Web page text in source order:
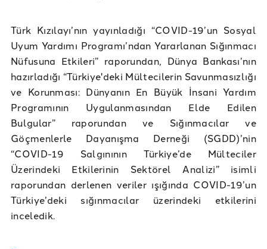
Türk Kızılayı’nın yayınladığı “COVID-19’un Sosyal
Uyum Yardımı Programı’ndan Yararlanan Sığınmacı
Nüfusuna Etkileri” raporundan, Dünya Bankası’nın
hazırladığı “Türkiye'deki Mültecilerin Savunmasızlığı
ve Korunması: Dünyanın En Büyük İnsani Yardım
Programının Uygulanmasından Elde Edilen
Bulgular” raporundan ve Sığınmacılar ve
Göçmenlerle Dayanışma Derneği (SGDD)’nin
“COVID-19 Salgınının Türkiye’de Mülteciler
Üzerindeki Etkilerinin Sektörel Analizi” isimli
raporundan derlenen veriler ışığında COVID-19’un
Türkiye’deki sığınmacılar üzerindeki etkilerini
inceledik.